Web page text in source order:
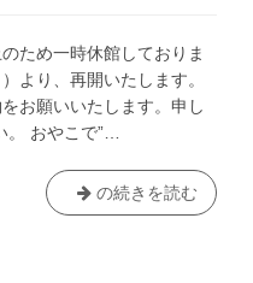
ま
し
た
ため一時休館しておりま
より、再開いたします。
お願いいたします。申し
。 おやこで”…
子
育
の続きを読む